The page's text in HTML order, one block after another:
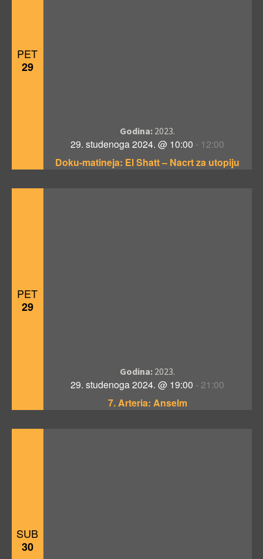
PET
29
Doku-matineja: El Shatt – Nacrt za utopiju
Godina: 2023.
29. studenoga 2024. @ 10:00 - 12:00
PET
29
7. Arteria: Anselm
Godina: 2023.
29. studenoga 2024. @ 19:00 - 21:00
SUB
30